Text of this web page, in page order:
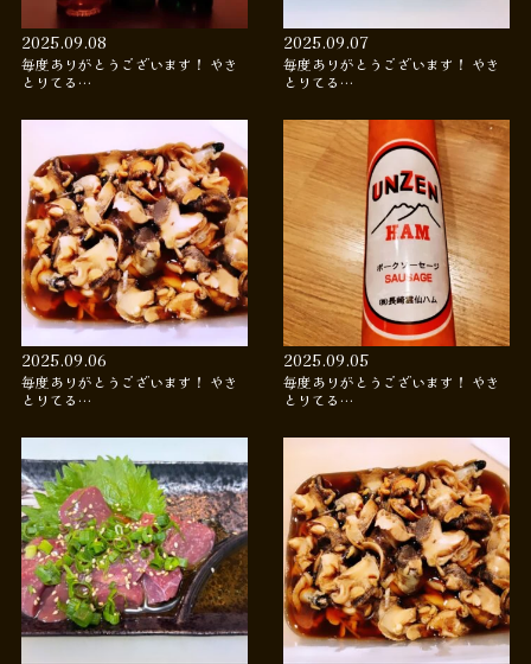
2025.09.08
毎度ありがとうございます！ やき
とりてる…
2025.09.07
毎度ありがとうございます！ やき
とりてる…
2025.09.06
毎度ありがとうございます！ やき
とりてる…
2025.09.05
毎度ありがとうございます！ やき
とりてる…